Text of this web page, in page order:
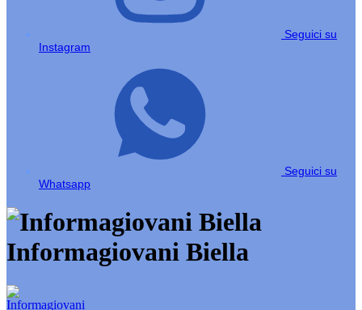
Seguici su
Instagram
Seguici su
Whatsapp
Informagiovani Biella